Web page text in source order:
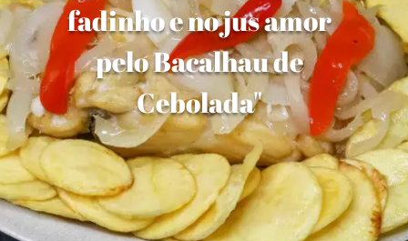
fadinho e no jus amor
pelo Bacalhau de
Cebolada"